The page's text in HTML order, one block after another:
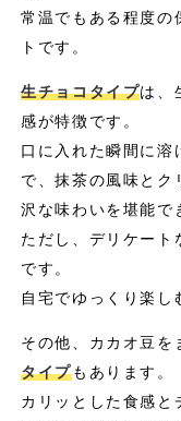
常温でもある程度の
トです。
生チョコタイプは、
感が特徴です。
口に入れた瞬間に溶
で、抹茶の風味とク
沢な味わいを堪能で
ただし、デリケート
です。
自宅でゆっくり楽し
その他、カカオ豆を
タイプもあります。
カリッとした食感と